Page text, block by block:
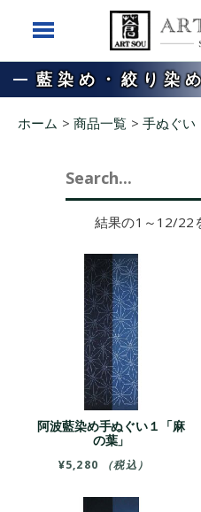
藍染め・絞り染
ホーム > 商品一覧 > 手ぬぐい
Search
結果の1～12/22
阿波藍染め手ぬぐい１「麻
の葉」
¥5,280 （税込）